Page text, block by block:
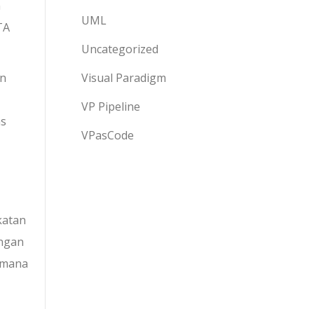
UML
Uncategorized
Visual Paradigm
VP Pipeline
VPasCode